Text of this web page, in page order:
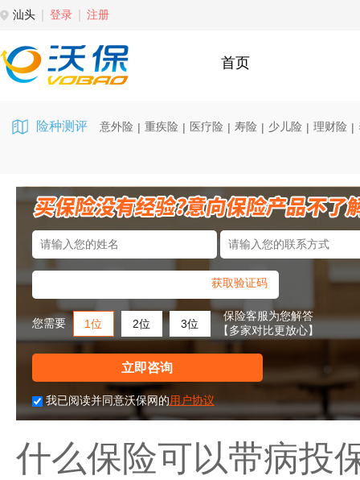
汕头 登录 注册
首页
险种测评 意外险 | 重疾险 | 医疗险 | 寿险 | 少儿险 | 理财险 |
获取验证码
您需要 1位 2位 3位
保险客服为您解答
【多家对比更放心】
立即咨询
我已阅读并同意沃保网的用户协议
什么保险可以带病投